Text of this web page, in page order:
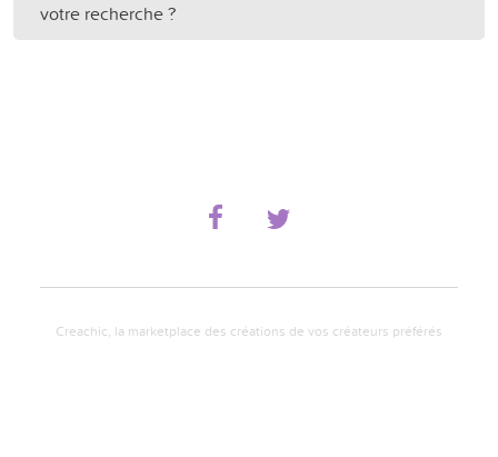
votre recherche ?
Creachic, la marketplace des créations de vos créateurs préférés